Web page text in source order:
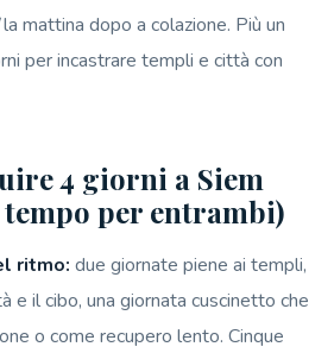
la mattina dopo a colazione. Più un
per incastrare templi e città con
4 giorni a Siem
tempo per entrambi)
ritmo: due giornate piene ai templi,
e il cibo, una giornata cuscinetto che
o come recupero lento. Cinque